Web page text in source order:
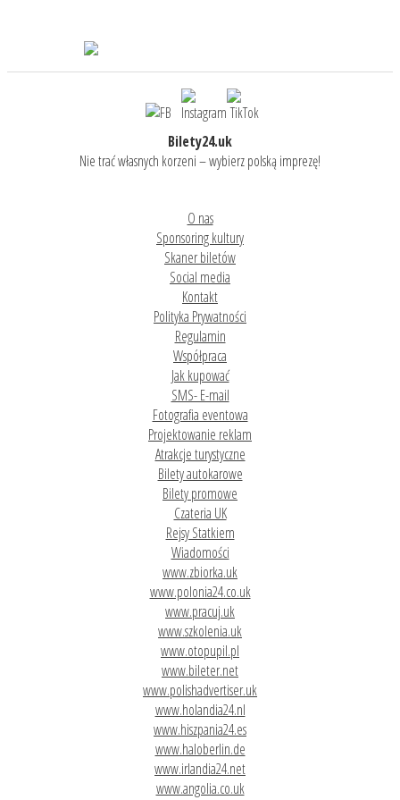
Bilety24.uk
Nie trać własnych korzeni – wybierz polską imprezę!
O nas
Sponsoring kultury
Skaner biletów
Social media
Kontakt
Polityka Prywatności
Regulamin
Współpraca
Jak kupować
SMS- E-mail
Fotografia eventowa
Projektowanie reklam
Atrakcje turystyczne
Bilety autokarowe
Bilety promowe
Czateria UK
Rejsy Statkiem
Wiadomości
www.zbiorka.uk
www.polonia24.co.uk
www.pracuj.uk
www.szkolenia.uk
www.otopupil.pl
www.bileter.net
www.polishadvertiser.uk
www.holandia24.nl
www.hiszpania24.es
www.haloberlin.de
www.irlandia24.net
www.angolia.co.uk